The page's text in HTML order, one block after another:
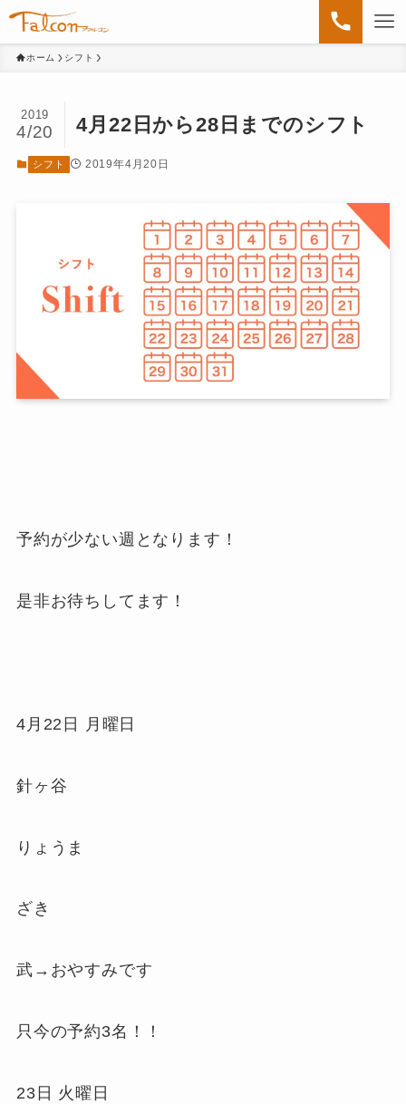
ホーム シフト
4月22日から28日までのシフト
2019
4/20
シフト 2019年4月20日
予約が少ない週となります！
是非お待ちしてます！
4月22日 月曜日
針ヶ谷
りょうま
ざき
武→おやすみです
只今の予約3名！！
23日 火曜日